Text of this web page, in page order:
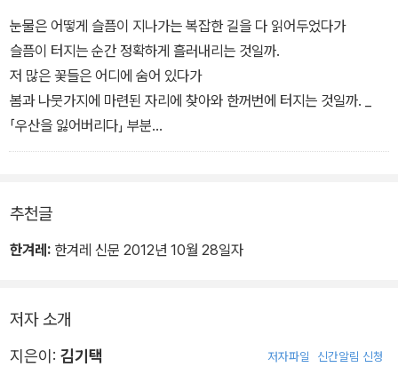
눈물은 어떻게 슬픔이 지나가는 복잡한 길을 다 읽어두었다가
슬픔이 터지는 순간 정확하게 흘러내리는 것일까.
저 많은 꽃들은 어디에 숨어 있다가
봄과 나뭇가지에 마련된 자리에 찾아와 한꺼번에 터지는 것일까. _
「우산을 잃어버리다」 부분
이력서와 면접과 눈치로 나이를 먹는 동안
얼굴은 굴욕으로 단단해졌으니
치욕이야말로 절대로 잘리지 않는 안전한 자리라네 _「구직」 부분
추천글
한겨레: 한겨레 신문 2012년 10월 28일자
저자 소개
지은이: 김기택 저자파일 신간알림 신청